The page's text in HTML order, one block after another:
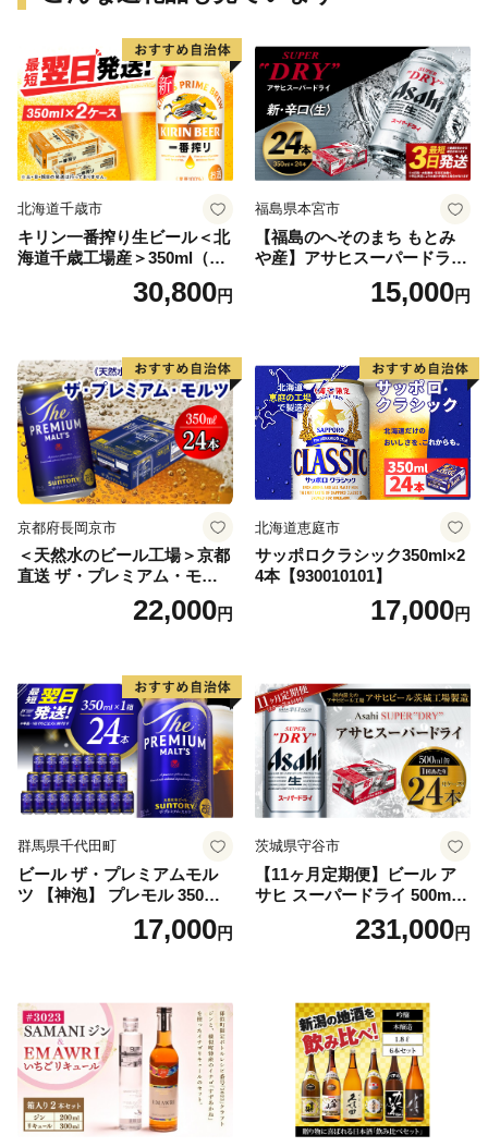
北海道千歳市
キリン一番搾り生ビール＜北
海道千歳工場産＞350ml（24
30,800円
福島県本宮市
【福島のへそのまち もとみ
や産】アサヒスーパードライ
350ml×24本 合計8.4L 1ケー
ス アルコール度数5% 缶ビー
口 送料無料 カメイ 本宮市
【07214-0206】
15,000円
京都府長岡京市
＜天然水のビール工場＞京都
直送 ザ・プレミアム・モル
ツ 350ml×24本 プレモル [149
22,000円
北海道恵庭市
サッポロクラシック350ml×2
4本【930010101】
17,000円
群馬県千代田町
ビール ザ・プレミアムモル
ツ 【神泡】 プレモル 350ml
× 24本 サントリー〈天然水の
ビール工場〉群馬※沖縄・離
17,000円
茨城県守谷市
【11ヶ月定期便】ビール ア
サヒ スーパードライ 500ml 2
4本 1ケース×11ヶ月 | アサヒ
ビール 究極の辛口 酒 お酒 ア
uper dry 11回 缶ビール 缶 ギ
フト 内祝い 茨城県守谷市 送
料無料
231,000円